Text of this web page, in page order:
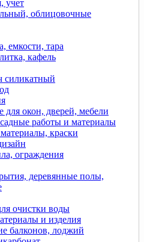
учет
облицовочные
емкости, тара
кафель
силикатный
окон, дверей, мебели
работы и материалы
краски
ограждения
деревянные полы,
очистки воды
и изделия
балконов, лоджий